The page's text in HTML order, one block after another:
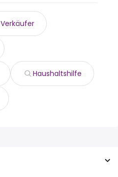
Verkäufer
Haushaltshilfe